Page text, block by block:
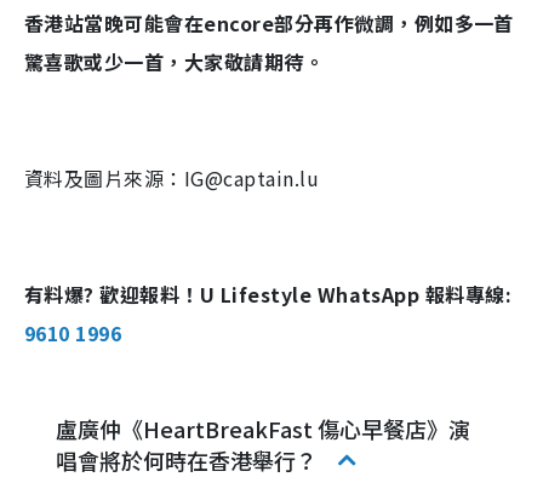
香港站當晚可能會在encore部分再作微調，例如多一首
驚喜歌或少一首，大家敬請期待。
資料及圖片來源：IG@captain.lu
有料爆? 歡迎報料！U Lifestyle WhatsApp 報料專線:
9610 1996
盧廣仲《HeartBreakFast 傷心早餐店》演
唱會將於何時在香港舉行？